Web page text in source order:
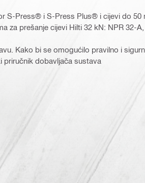
S-Press® i S-Press Plus® i cijevi do 50
za prešanje cijevi Hilti 32 kN: NPR 32-
Kako bi se omogućilo pravilno i
priručnik dobavljača sustava